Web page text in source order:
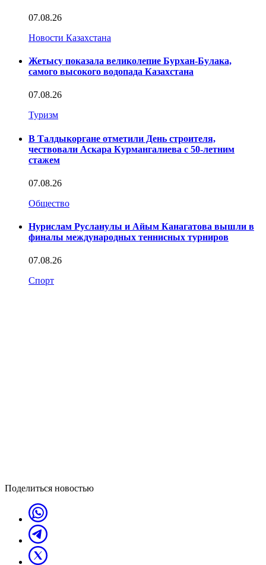
07.08.26
Новости Казахстана
Жетысу показала великолепие Бурхан-Булака,
самого высокого водопада Казахстана
07.08.26
Туризм
В Талдыкоргане отметили День строителя,
чествовали Аскара Курмангалиева с 50-летним
стажем
07.08.26
Общество
Нурислам Русланулы и Айым Канагатова вышли в
финалы международных теннисных турниров
07.08.26
Спорт
Поделиться новостью